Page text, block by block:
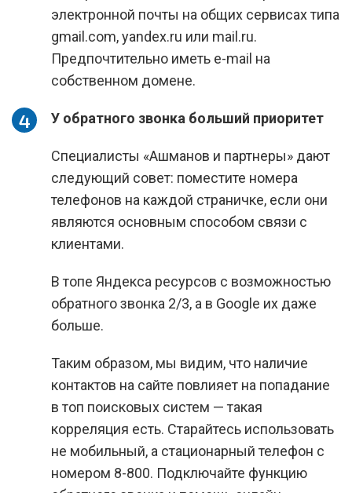
электронной почты на общих сервисах типа
gmail.com, yandex.ru или mail.ru.
Предпочтительно иметь e-mail на
собственном домене.
У обратного звонка больший приоритет
Специалисты «Ашманов и партнеры» дают
следующий совет: поместите номера
телефонов на каждой страничке, если они
являются основным способом связи с
клиентами.
В топе Яндекса ресурсов с возможностью
обратного звонка 2/3, а в Google их даже
больше.
Таким образом, мы видим, что наличие
контактов на сайте повлияет на попадание
в топ поисковых систем — такая
корреляция есть. Старайтесь использовать
не мобильный, а стационарный телефон с
номером 8-800. Подключайте функцию